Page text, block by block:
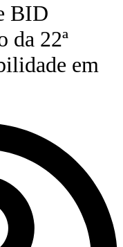
BID
da 22ª
em